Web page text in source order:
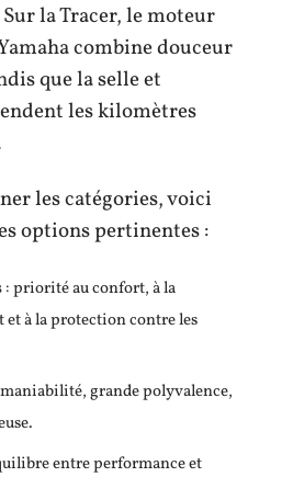
la Tracer, le moteur
combine douceur
que la selle et
les kilomètres
les catégories, voici
options pertinentes :
: priorité au confort, à la
et à la protection contre les
grande polyvalence,
entre performance et